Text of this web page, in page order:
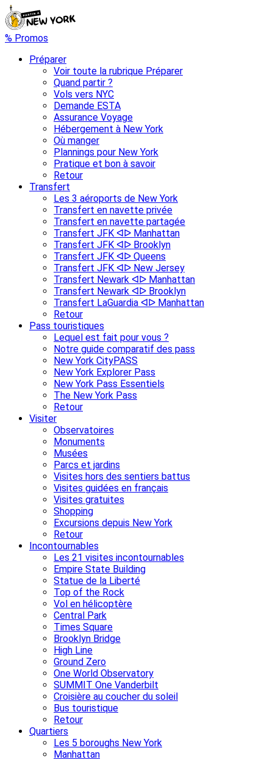
% Promos
Préparer
Voir toute la rubrique Préparer
Quand partir ?
Vols vers NYC
Demande ESTA
Assurance Voyage
Hébergement à New York
Où manger
Plannings pour New York
Pratique et bon à savoir
Retour
Transfert
Les 3 aéroports de New York
Transfert en navette privée
Transfert en navette partagée
Transfert JFK ᐊᐅ Manhattan
Transfert JFK ᐊᐅ Brooklyn
Transfert JFK ᐊᐅ Queens
Transfert JFK ᐊᐅ New Jersey
Transfert Newark ᐊᐅ Manhattan
Transfert Newark ᐊᐅ Brooklyn
Transfert LaGuardia ᐊᐅ Manhattan
Retour
Pass touristiques
Lequel est fait pour vous ?
Notre guide comparatif des pass
New York CityPASS
New York Explorer Pass
New York Pass Essentiels
The New York Pass
Retour
Visiter
Observatoires
Monuments
Musées
Parcs et jardins
Visites hors des sentiers battus
Visites guidées en français
Visites gratuites
Shopping
Excursions depuis New York
Retour
Incontournables
Les 21 visites incontournables
Empire State Building
Statue de la Liberté
Top of the Rock
Vol en hélicoptère
Central Park
Times Square
Brooklyn Bridge
High Line
Ground Zero
One World Observatory
SUMMIT One Vanderbilt
Croisière au coucher du soleil
Bus touristique
Retour
Quartiers
Les 5 boroughs New York
Manhattan